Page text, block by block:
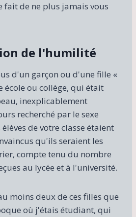
fait de ne plus jamais vous
de l'humilité
d'un garçon ou d'une fille «
école ou collège, qui était
inexplicablement
recherché par le sexe
de votre classe étaient
qu'ils seraient les
compte tenu du nombre
au lycée et à l'université.
moins deux de ces filles que
où j'étais étudiant, qui